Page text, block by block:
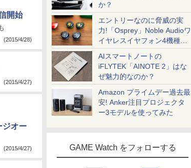
か？
エントリーなのに脅威の実
力!「Osprey」Noble Audioワ
イヤレスイヤフォン4機種を
一気に聴く
AIスマートノートの
iFLYTEK「AINOTE 2」はな
ぜ魅力的なのか？
Amazon プライムデー過去最
安! Anker注目プロジェクタ
ー3モデルを使ってみた
GAME Watch をフォローする
開始
(2015/4/28)
(2015/4/27)
ジオー
(2015/4/27)